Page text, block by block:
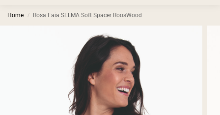
Home / Rosa Faia SELMA Soft Spacer RoosWood